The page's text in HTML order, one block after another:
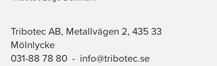
Tribotec AB, Metallvägen 2, 435 33
Mölnlycke
031-88 78 80 - info@tribotec.se